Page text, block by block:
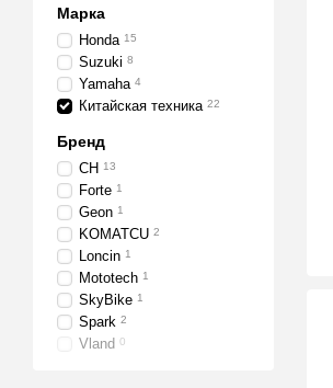
Марка
Honda 15
Suzuki 8
Yamaha 4
Китайская техника 22
Бренд
CH 13
Forte 1
Geon 1
KOMATCU 2
Loncin 1
Mototech 1
SkyBike 1
Spark 2
Vland 0